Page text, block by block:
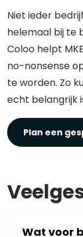
Niet ieder
helemaal bij te
Coloo helpt
no-nonsense
te worden. Zo
echt belangrijk
Plan een
Wat voor